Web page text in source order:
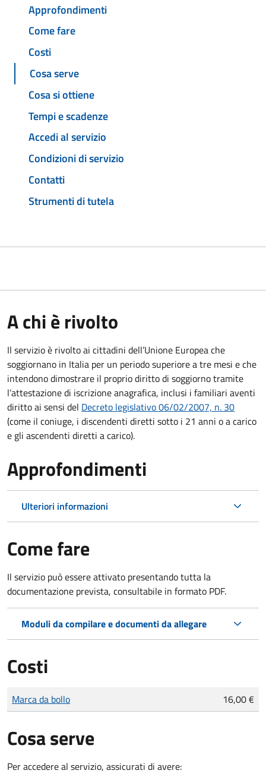
Approfondimenti
Come fare
Costi
Cosa serve
Cosa si ottiene
Tempi e scadenze
Accedi al servizio
Condizioni di servizio
Contatti
Strumenti di tutela
A chi è rivolto
Il servizio è rivolto ai cittadini dell’Unione Europea che
soggiornano in Italia per un periodo superiore a tre mesi e che
intendono dimostrare il proprio diritto di soggiorno tramite
l’attestazione di iscrizione anagrafica, inclusi i familiari aventi
diritto ai sensi del Decreto legislativo 06/02/2007, n. 30
(come il coniuge, i discendenti diretti sotto i 21 anni o a carico
e gli ascendenti diretti a carico).
Approfondimenti
Ulteriori informazioni
Come fare
Il servizio può essere attivato presentando tutta la
documentazione prevista, consultabile in formato PDF.
Moduli da compilare e documenti da allegare
Costi
Tipo di pagamento
Importo
Marca da bollo 16,00 €
Cosa serve
Per accedere al servizio, assicurati di avere: